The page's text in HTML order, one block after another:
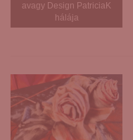
avagy Design PatriciaK
hálája